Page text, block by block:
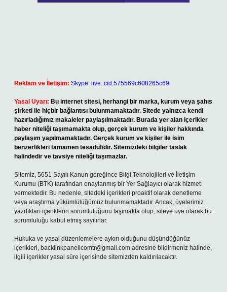
Reklam ve İletişim: Skype: live:.cid.575569c608265c69
Yasal Uyarı: Bu internet sitesi, herhangi bir marka, kurum veya şahıs
şirketi ile hiçbir bağlantısı bulunmamaktadır. Sitede yalnızca kendi
hazırladığımız makaleler paylaşılmaktadır. Burada yer alan içerikler
haber niteliği taşımamakta olup, gerçek kurum ve kişiler hakkında
paylaşım yapılmamaktadır. Gerçek kurum ve kişiler ile isim
benzerlikleri tamamen tesadüfidir. Sitemizdeki bilgiler taslak
halindedir ve tavsiye niteliği taşımazlar.
Sitemiz, 5651 Sayılı Kanun gereğince Bilgi Teknolojileri ve İletişim
Kurumu (BTK) tarafından onaylanmış bir Yer Sağlayıcı olarak hizmet
vermektedir. Bu nedenle, sitedeki içerikleri proaktif olarak denetleme
veya araştırma yükümlülüğümüz bulunmamaktadır. Ancak, üyelerimiz
yazdıkları içeriklerin sorumluluğunu taşımakta olup, siteye üye olarak bu
sorumluluğu kabul etmiş sayılırlar.
Hukuka ve yasal düzenlemelere aykırı olduğunu düşündüğünüz
içerikleri, backlinkpanelicomtr@gmail.com adresine bildirmeniz halinde,
ilgili içerikler yasal süre içerisinde sitemizden kaldırılacaktır.